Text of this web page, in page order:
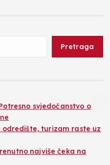
Pretraga
svjedočanstvo o
turizam raste uz
najviše čeka na